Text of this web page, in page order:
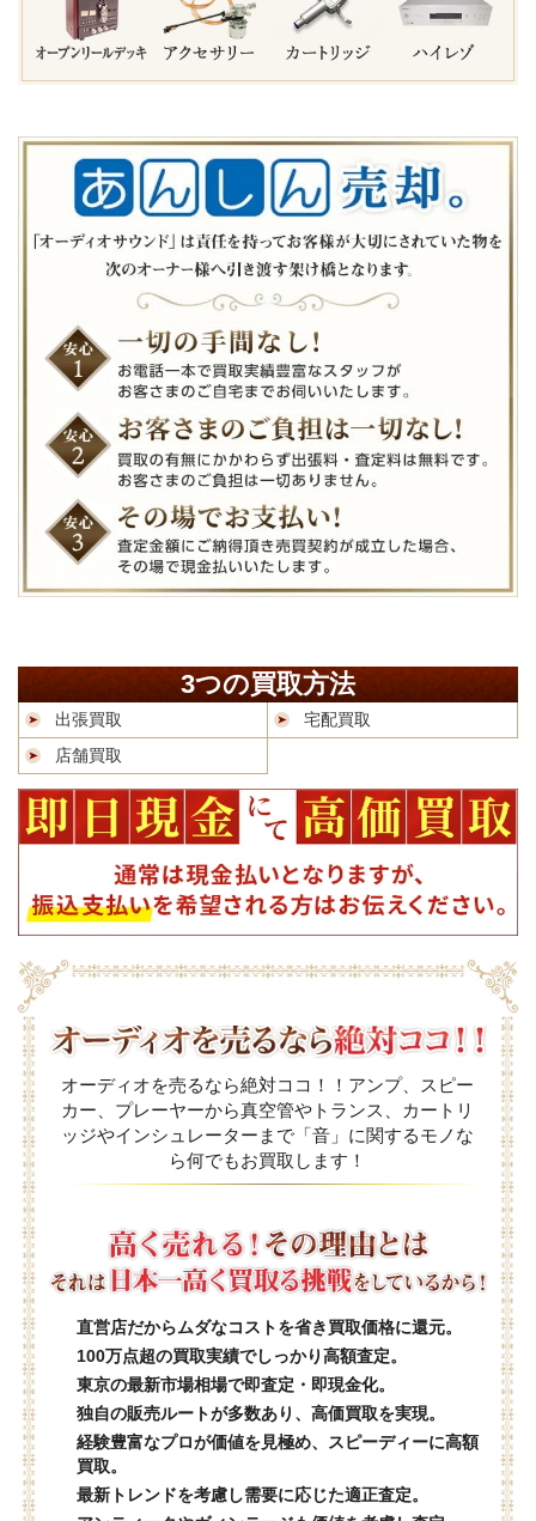
3つの買取方法
出張買取
宅配買取
店舗買取
オーディオを売るなら絶対ココ！！アンプ、スピー
カー、プレーヤーから真空管やトランス、カートリ
ッジやインシュレーターまで「音」に関するモノな
ら何でもお買取します！
直営店だからムダなコストを省き買取価格に還元。
100万点超の買取実績でしっかり高額査定。
東京の最新市場相場で即査定・即現金化。
独自の販売ルートが多数あり、高価買取を実現。
経験豊富なプロが価値を見極め、スピーディーに高額
買取。
最新トレンドを考慮し需要に応じた適正査定。